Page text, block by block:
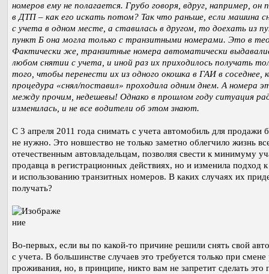
номеров ему не полагается. Грубо говоря, вдруг, например, он
в ДТП – как его искать потом? Так что раньше, если машина
с учета в одном месте, а ставилась в другом, то доехать из
пункт Б она могла только с транзитными номерами. Это в
Фактически же, транзитные номера автоматически
любом снятии с учета, и иной раз их приходилось получать
того, чтобы перенести их из одного окошка в ГАИ в соседнее,
процедура «снял/поставил» проходила одним днем. А номера
между прочим, недешевы! Однако в прошлом году ситуация
изменилась, и не все водители об этом знают.
С 3 апреля 2011 года снимать с учета автомобиль для продажи
не нужно. Это новшество не только заметно облегчило жизнь
отечественным автовладельцам, позволяя свести к минимуму
продавца в регистрационных действиях, но и изменила подход
и использованию транзитных номеров. В каких случаях их
получать?
Во-первых, если вы по какой-то причине решили снять свой
с учета. В большинстве случаев это требуется только при смене
проживания, но, в принципе, никто вам не запретит сделать это